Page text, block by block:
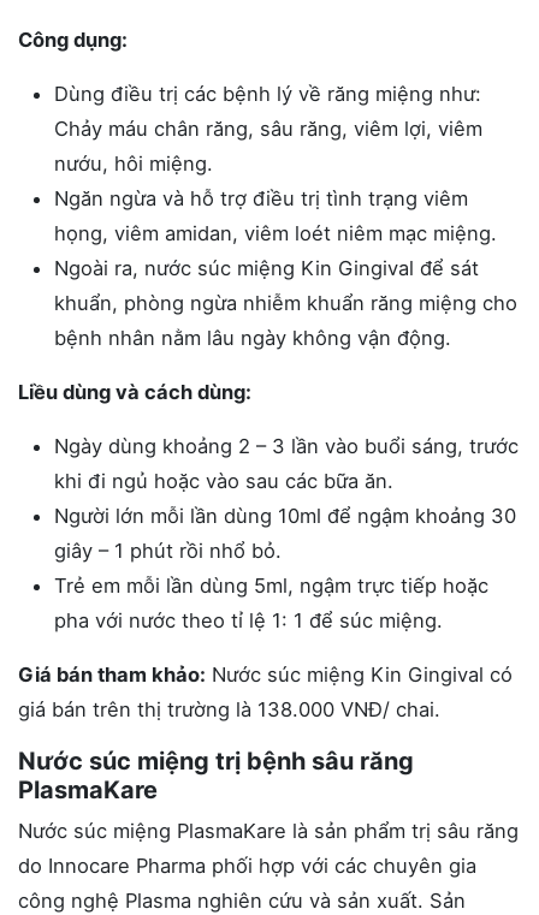
Công dụng:
Dùng điều trị các bệnh lý về răng miệng như:
Chảy máu chân răng, sâu răng, viêm lợi, viêm
nướu, hôi miệng.
Ngăn ngừa và hỗ trợ điều trị tình trạng viêm
họng, viêm amidan, viêm loét niêm mạc miệng.
Ngoài ra, nước súc miệng Kin Gingival để sát
khuẩn, phòng ngừa nhiễm khuẩn răng miệng cho
bệnh nhân nằm lâu ngày không vận động.
Liều dùng và cách dùng:
Ngày dùng khoảng 2 – 3 lần vào buổi sáng, trước
khi đi ngủ hoặc vào sau các bữa ăn.
Người lớn mỗi lần dùng 10ml để ngậm khoảng 30
giây – 1 phút rồi nhổ bỏ.
Trẻ em mỗi lần dùng 5ml, ngậm trực tiếp hoặc
pha với nước theo tỉ lệ 1: 1 để súc miệng.
Giá bán tham khảo: Nước súc miệng Kin Gingival có
giá bán trên thị trường là 138.000 VNĐ/ chai.
Nước súc miệng trị bệnh sâu răng
PlasmaKare
Nước súc miệng PlasmaKare là sản phẩm trị sâu răng
do Innocare Pharma phối hợp với các chuyên gia
công nghệ Plasma nghiên cứu và sản xuất. Sản